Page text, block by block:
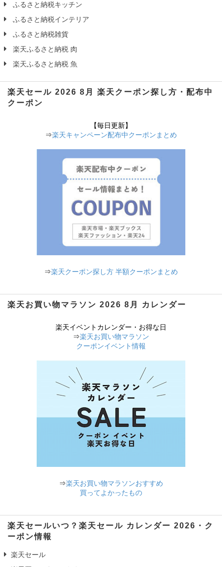
ふるさと納税キッチン
ふるさと納税インテリア
ふるさと納税雑貨
楽天ふるさと納税 肉
楽天ふるさと納税 魚
楽天セール 2026 8月 楽天クーポン探し方・配布中
クーポン
【毎日更新】
⇒楽天キャンペーン配布中クーポンまとめ
⇒楽天クーポン探し方 半額クーポンまとめ
楽天お買い物マラソン 2026 8月 カレンダー
楽天イベントカレンダー・お得な日
⇒楽天お買い物マラソン
クーポンイベント情報
⇒楽天お買い物マラソンおすすめ
買ってよかったもの
楽天セールいつ？楽天セール カレンダー 2026・ク
ーポン情報
楽天セール